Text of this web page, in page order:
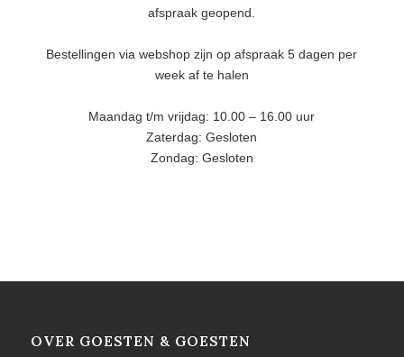
afspraak geopend.
Bestellingen via webshop zijn op afspraak 5 dagen per
week af te halen
Maandag t/m vrijdag: 10.00 – 16.00 uur
Zaterdag: Gesloten
Zondag: Gesloten
OVER GOESTEN & GOESTEN